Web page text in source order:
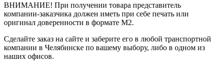
ВНИМАНИЕ! При получении товара представитель
компании-заказчика должен иметь при себе печать или
оригинал доверенности в формате М2.
Сделайте заказ на сайте и заберите его в любой транспортной
компании в Челябинске по вашему выбору, либо в одном из
наших офисов.